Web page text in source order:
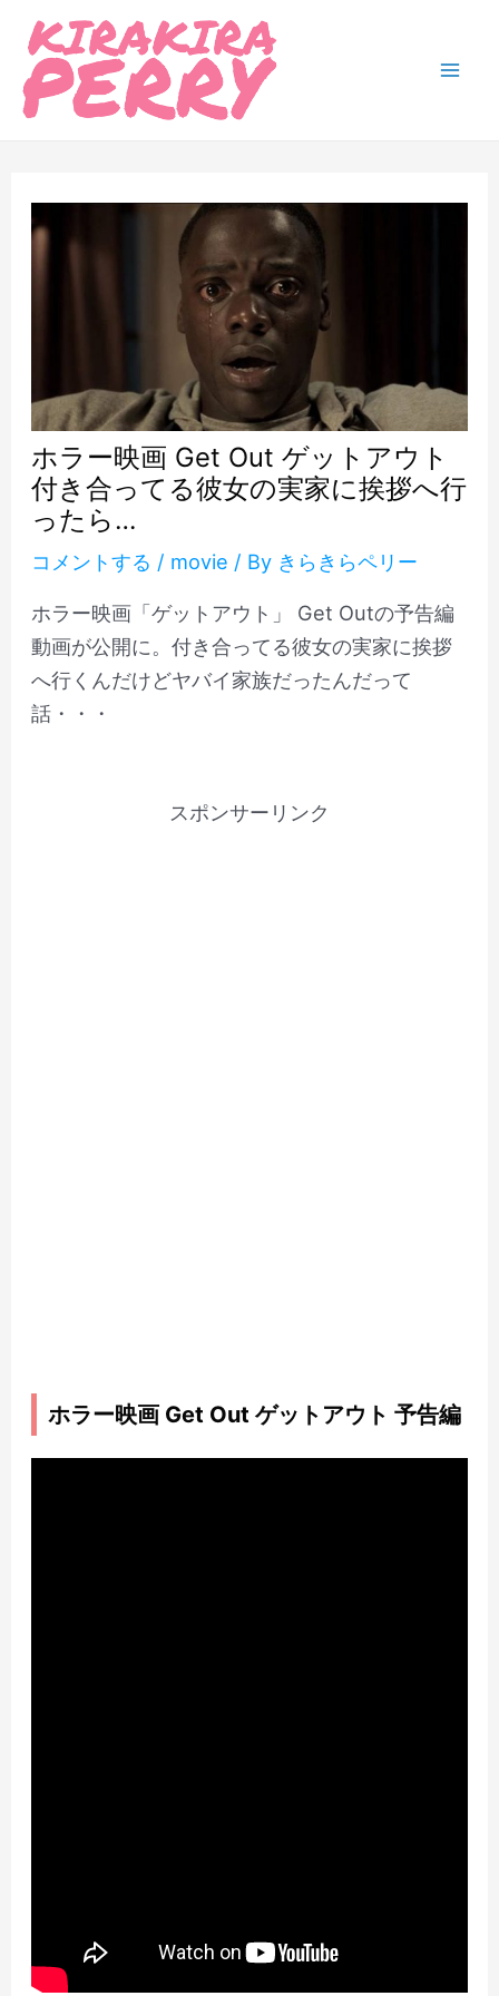
ホラー映画 Get Out ゲットアウト
付き合ってる彼女の実家に挨拶へ行
ったら…
コメントする / movie / By きらきらペリー
ホラー映画「ゲットアウト」 Get Outの予告編
動画が公開に。付き合ってる彼女の実家に挨拶
へ行くんだけどヤバイ家族だったんだって
話・・・
スポンサーリンク
ホラー映画 Get Out ゲットアウト 予告編